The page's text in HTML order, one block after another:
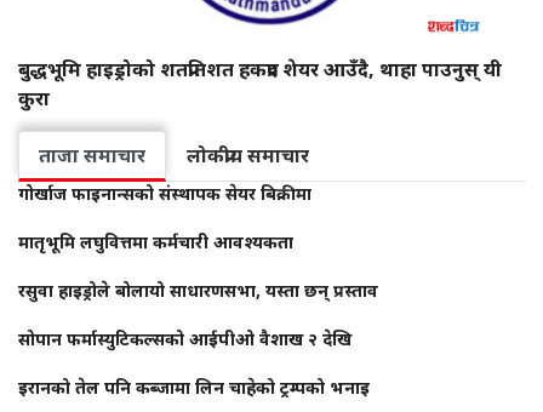
बुद्धभूमि हाइड्रोको शतप्रतिशत हकप्रद शेयर आउँदै, थाहा पाउनुस् यी
कुरा
ताजा समाचार लोकप्रीय समाचार
गोर्खाज फाइनान्सको संस्थापक सेयर बिक्रीमा
मातृभूमि लघुवित्तमा कर्मचारी आवश्यकता
रसुवा हाइड्रोले बोलायो साधारणसभा, यस्ता छन् प्रस्ताव
सोपान फर्मास्युटिकल्सको आईपीओ वैशाख २ देखि
इरानको तेल पनि कब्जामा लिन चाहेको ट्रम्पको भनाइ